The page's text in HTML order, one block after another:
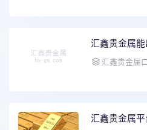
汇鑫贵金属
汇鑫贵金属
汇鑫贵金属